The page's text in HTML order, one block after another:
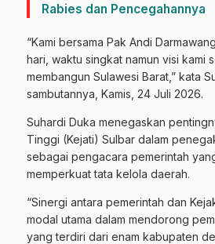
Rabies dan Pencegahannya
“Kami bersama Pak Andi
hari, waktu singkat namun visi kami
membangun Sulawesi Barat,” kata
sambutannya, Kamis, 24 Juli 2026.
Suhardi Duka menegaskan
Tinggi (Kejati) Sulbar dalam
sebagai pengacara pemerintah
memperkuat tata kelola daerah.
“Sinergi antara pemerintah dan
modal utama dalam mendorong
yang terdiri dari enam kabupaten